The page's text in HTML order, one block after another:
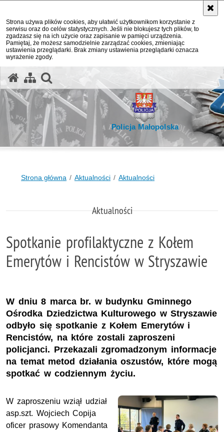
Strona używa plików cookies, aby ułatwić użytkownikom korzystanie z
serwisu oraz do celów statystycznych. Jeśli nie blokujesz tych plików, to
zgadzasz się na ich użycie oraz zapisanie w pamięci urządzenia.
Pamiętaj, że możesz samodzielnie zarządzać cookies, zmieniając
ustawienia przeglądarki. Brak zmiany ustawienia przeglądarki oznacza
wyrażenie zgody.
Policja Małopolska
Strona główna Aktualności Aktualności
Aktualności
Spotkanie profilaktyczne z Kołem
Emerytów i Rencistów w Stryszawie
W dniu 8 marca br. w budynku Gminnego
Ośrodka Dziedzictwa Kulturowego w Stryszawie
odbyło się spotkanie z Kołem Emerytów i
Rencistów, na które zostali zaproszeni
policjanci. Przekazali zgromadzonym informacje
na temat metod działania oszustów, które mogą
spotkać w codziennym życiu.
W zaproszeniu wziął udział
asp.szt. Wojciech Copija
oficer prasowy Komendanta